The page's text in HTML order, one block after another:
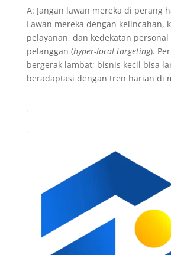
A: Jangan lawan mereka di perang
Lawan mereka dengan kelincahan,
pelayanan, dan kedekatan personal
pelanggan (hyper-local targeting).
bergerak lambat; bisnis kecil bisa
beradaptasi dengan tren harian di